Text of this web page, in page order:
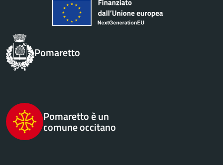
Pomaretto
Pomaretto è un
comune occitano